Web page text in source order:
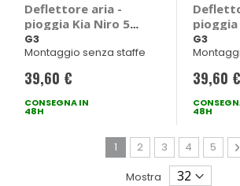
Deflettore aria -
pioggia Kia Niro 5
porte 2016>2021 -
G3 Kia Niro 5 porte
2016 > 2021
G3
Montaggio senza staffe
39,60 €
CONSEGNA IN
48H
pioggia
2016> -
2016 >
G3
39,60 €
48H
Pagina
Attualmente stai
1 Pagina
2 Pagina
3 Pagina
4 Pagina
5
Mostra